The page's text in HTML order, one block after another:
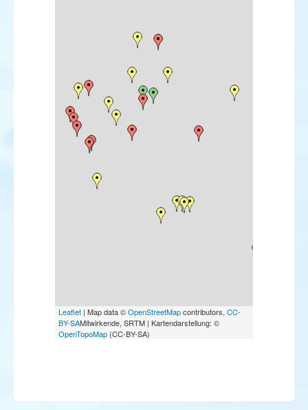
Pouillot boréal
Pouillot de Schwarz
Pouillot brun
Pouillot ibérique
Moineau espagnol
Viréo à œil rouge
Paruline rayée
Bruant rustique
Leaflet | Map data ©OpenStreetMapcontributors, CC-
BY-SAMitwirkende, SRTM | Kartendarstellung: ©
OpenTopoMap (CC-BY-SA)